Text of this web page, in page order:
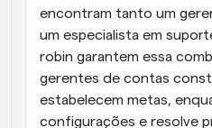
encontram tanto um
um especialista em
robin garantem essa
gerentes de contas
estabelecem metas,
configurações e resolve